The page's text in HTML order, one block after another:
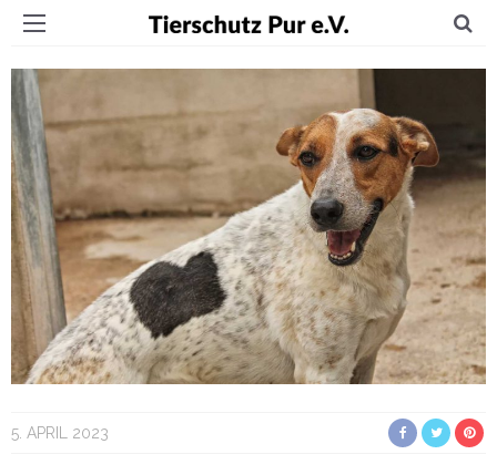
5. APRIL 2023